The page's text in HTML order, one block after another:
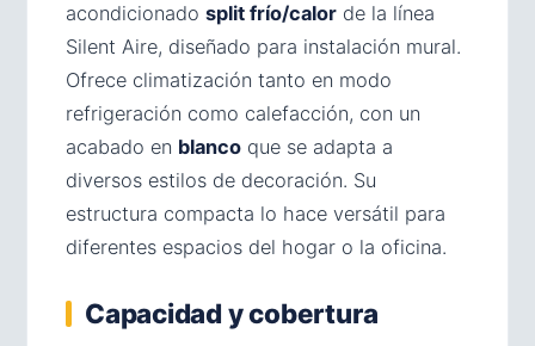
acondicionado split frío/calor de la línea
Silent Aire, diseñado para instalación mural.
Ofrece climatización tanto en modo
refrigeración como calefacción, con un
acabado en blanco que se adapta a
diversos estilos de decoración. Su
estructura compacta lo hace versátil para
diferentes espacios del hogar o la oficina.
Capacidad y cobertura